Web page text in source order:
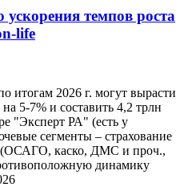
темпов роста
life
итогам 2026 г. могут вырасти
5-7% и составить 4,2 трлн
"Эксперт РА" (есть у
сегменты – страхование
(ОСАГО, каско, ДМС и проч.,
динамику